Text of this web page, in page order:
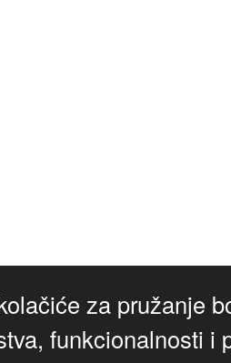
za pružanje
funkcionalnosti i